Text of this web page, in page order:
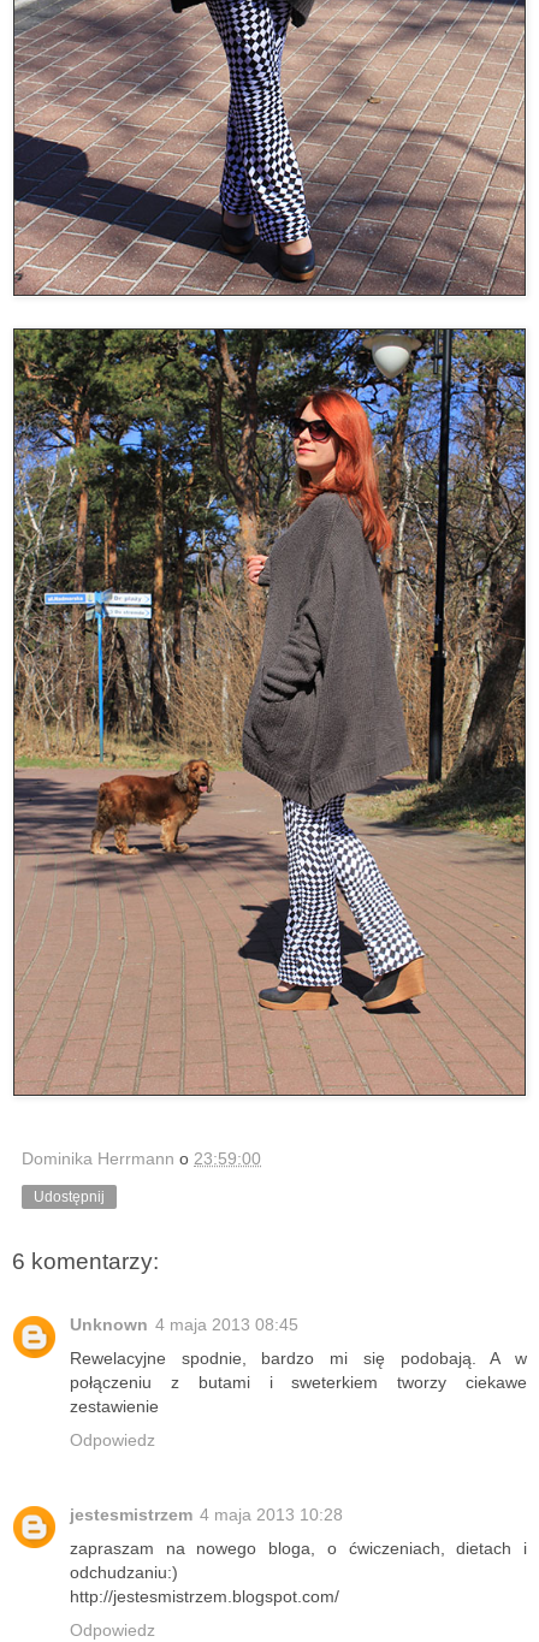
Dominika Herrmann o 23:59:00
Udostępnij
6 komentarzy:
Unknown 4 maja 2013 08:45
Rewelacyjne spodnie, bardzo mi się podobają. A w
połączeniu z butami i sweterkiem tworzy ciekawe
zestawienie
Odpowiedz
jestesmistrzem 4 maja 2013 10:28
zapraszam na nowego bloga, o ćwiczeniach, dietach i
odchudzaniu:)
http://jestesmistrzem.blogspot.com/
Odpowiedz